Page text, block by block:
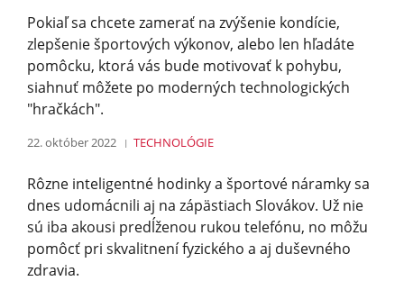
Pokiaľ sa chcete zamerať na zvýšenie kondície,
zlepšenie športových výkonov, alebo len hľadáte
pomôcku, ktorá vás bude motivovať k pohybu,
siahnuť môžete po moderných technologických
"hračkách".
22. október 2022 TECHNOLÓGIE
Rôzne inteligentné hodinky a športové náramky sa
dnes udomácnili aj na zápästiach Slovákov. Už nie
sú iba akousi predĺženou rukou telefónu, no môžu
pomôcť pri skvalitnení fyzického a aj duševného
zdravia.